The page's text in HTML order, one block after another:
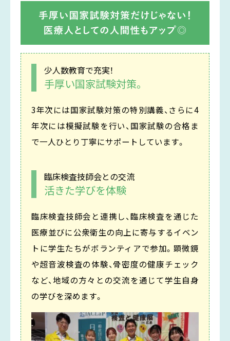
少人数教育で充実！
手厚い国家試験対策。
3年次には国家試験対策の特別講義、さらに4
年次には模擬試験を行い、国家試験の合格ま
で一人ひとり丁寧にサポートしています。
臨床検査技師会との交流
活きた学びを体験
臨床検査技師会と連携し、臨床検査を通じた
医療並びに公衆衛生の向上に寄与するイベン
トに学生たちがボランティアで参加。顕微鏡
や超音波検査の体験、骨密度の健康チェック
など、地域の方々との交流を通じて学生自身
の学びを深めます。